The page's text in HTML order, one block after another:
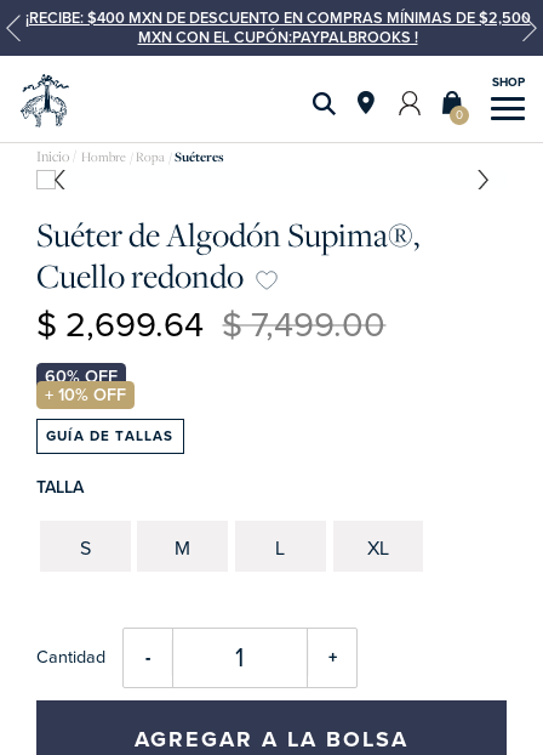
¡RECIBE: $400 MXN DE DESCUENTO EN COMPRAS MÍNIMAS DE $2,500
MXN CON EL CUPÓN:PAYPALBROOKS !
0
Hombre Ropa Suéteres
Suéter de Algodón Supima®,
Cuello redondo
$ 7,499.00
$ 2,699.64
GUÍA DE TALLAS
TALLA
L
M
S XL
Cantidad +
-
AGREGAR A LA BOLSA